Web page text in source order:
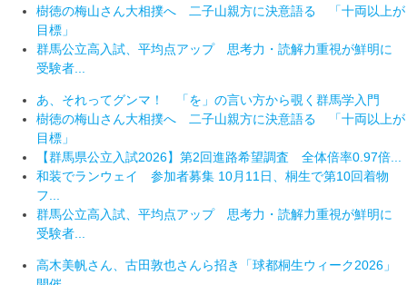
樹徳の梅山さん大相撲へ 二子山親方に決意語る 「十両以上が
目標」
群馬公立高入試、平均点アップ 思考力・読解力重視が鮮明に
受験者...
あ、それってグンマ！ 「を」の言い方から覗く群馬学入門
樹徳の梅山さん大相撲へ 二子山親方に決意語る 「十両以上が
目標」
【群馬県公立入試2026】第2回進路希望調査 全体倍率0.97倍...
和装でランウェイ 参加者募集 10月11日、桐生で第10回着物
フ...
群馬公立高入試、平均点アップ 思考力・読解力重視が鮮明に
受験者...
高木美帆さん、古田敦也さんら招き「球都桐生ウィーク2026」